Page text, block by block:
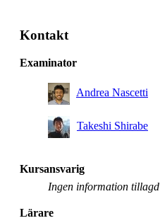
Kontakt
Examinator
Andrea Nascetti
Takeshi Shirabe
Kursansvarig
Ingen information tillagd
Lärare